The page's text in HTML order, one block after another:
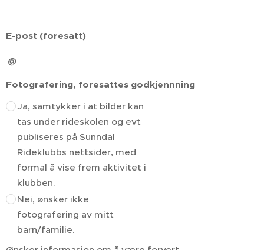
E-post (foresatt)
Fotografering, foresattes godkjennning
Ja, samtykker i at bilder kan
tas under rideskolen og evt
publiseres på Sunndal
Rideklubbs nettsider, med
formal å vise frem aktivitet i
klubben.
Nei, ønsker ikke
fotografering av mitt
barn/familie.